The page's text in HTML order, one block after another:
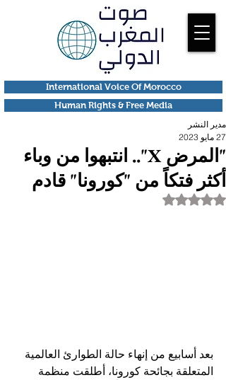
Human Rights & Free Media
International Voice Of Morocco
"المرض X".. انتبهوا من وباء
أكثر فتكاً من "كورونا" قادم
مدير النشر
27 مايو 2023
تم التقييم بـ ليس رقمًا من أصل 5 نجوم.
بعد أسابيع من إنهاء حالة الطوارئ العالمية
المتعلقة بجائحة كورونا، أطلقت منظمة